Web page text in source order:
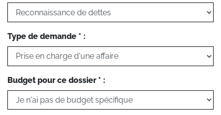
Type de demande * :
Budget pour ce dossier * :